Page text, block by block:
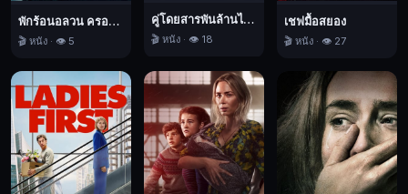
อาจ
จะ
ปกปิด
ความ
ลับ
พักร้อนอลวน ครอบครัวอลเวง
🎬 หนัง · 👁️ 5
คู่โดยสารพันล้านไมล์
🎬 หนัง · 👁️ 18
เชฟมื้อสยอง
🎬 หนัง · 👁️ 27